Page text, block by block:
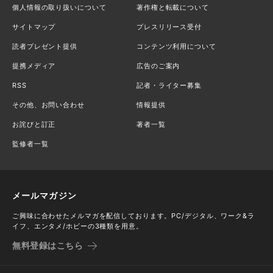
個人情報の取り扱いについて 著作権と転載について
サイトマップ プレスリリース受付
読者プレゼント提供 コンテンツ利用について
提携メディア 広告のご案内
RSS 記者・ライター募集
その他、お問い合わせ 情報提供
お詫びと訂正 著者一覧
監修者一覧
メールマガジン
ご興味に合わせたメルマガを配信しております。PC/デジタル、ワーク&ラ
イフ、エンタメ/ホビーの3種類を用意。
無料登録はこちら